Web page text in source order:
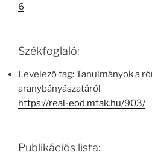
6
Székfoglaló:
Levelező tag: Tanulmányok a
aranybányászatáról
https://real-eod.mtak.hu/903/
Publikációs lista: